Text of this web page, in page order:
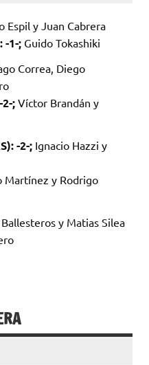
Espil y Juan Cabrera
-1-; Guido Tokashiki
Correa, Diego
2-; Víctor Brandán y
-2-; Ignacio Hazzi y
Martínez y Rodrigo
y Matias Silea